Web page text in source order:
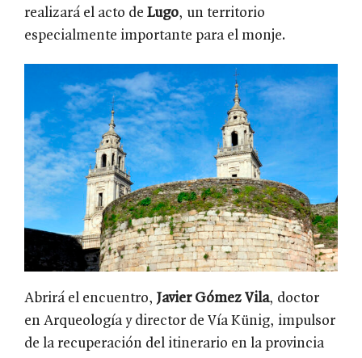
realizará el acto de Lugo, un territorio
especialmente importante para el monje.
Abrirá el encuentro, Javier Gómez Vila, doctor
en Arqueología y director de Vía Künig, impulsor
de la recuperación del itinerario en la provincia